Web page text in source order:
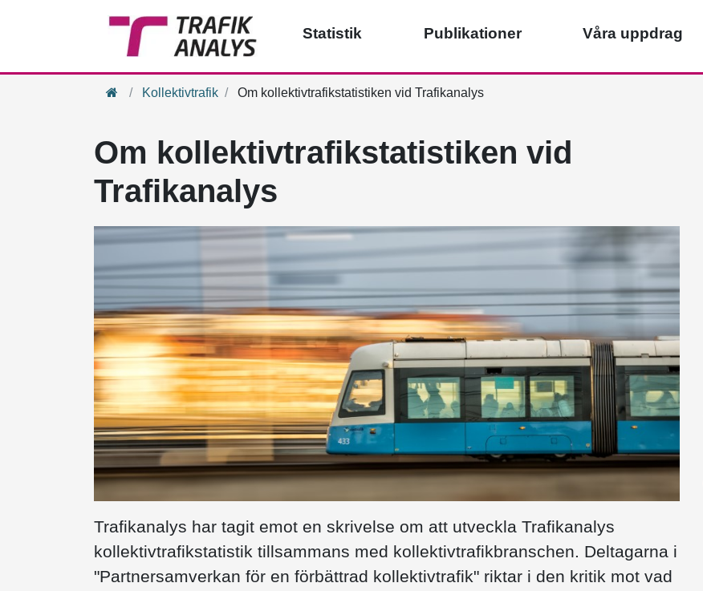
Statistik Publikationer Våra uppdrag
HemKollektivtrafik Om kollektivtrafikstatistiken vid Trafikanalys
Om kollektivtrafikstatistiken vid
Trafikanalys
Trafikanalys har tagit emot en skrivelse om att utveckla Trafikanalys
kollektivtrafikstatistik tillsammans med kollektivtrafik­branschen. Deltagarna i
"Partnersamverkan för en förbättrad kollektivtrafik" riktar i den kritik mot vad